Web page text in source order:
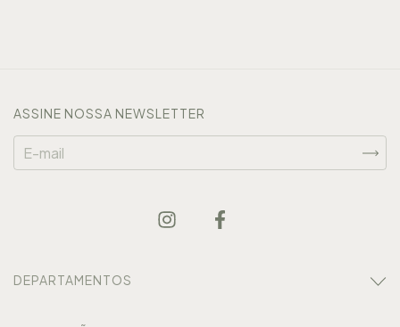
ASSINE NOSSA NEWSLETTER
DEPARTAMENTOS